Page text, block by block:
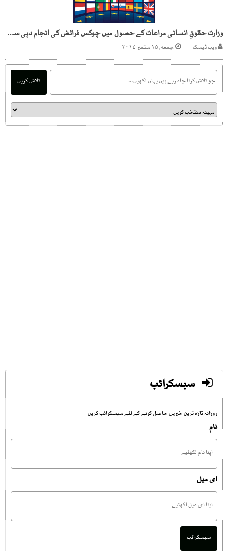
وزارت حقوقِ انسانی مراعات کے حصول میں چوکس فرائض کی انجام دہی سے غافل!
ویب ڈیسک جمعه, ۱۵ ستمبر ۲۰۱۷
تلاش کریں
سبسکرائب
روزانہ تازہ ترین خبریں حاصل کرنے کے لئے سبسکرائب کریں
نام
ای میل
سبسکرائب